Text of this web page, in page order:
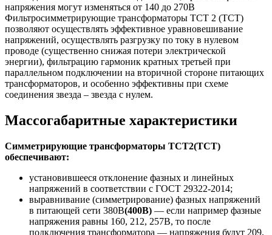
напряжения могут изменяться от 140 до 270В
Фильтросимметрирующие трансформаторы ТСТ 2 (ТСТ)
позволяют осуществлять эффективное уравновешивание
напряжений, осуществлять разгрузку по току в нулевом
проводе (существенно снижая потери электрической
энергии), фильтрацию гармоник кратных третьей при
параллельном подключении на вторичной стороне питающих
трансформаторов, и особенно эффективны при схеме
соединения звезда – звезда с нулем.
Массогабаритные характеристики
Симметрирующие трансформаторы ТСТ2(ТСТ)
обеспечивают:
установившееся отклонение фазных и линейных
напряжений в соответствии с ГОСТ 29322-2014;
выравнивание (симметрирование) фазных напряжений
в питающей сети 380В(400В) — если например фазные
напряжения равны 160, 212, 257В, то после
подключения трансформатора — напряжения будут 209,